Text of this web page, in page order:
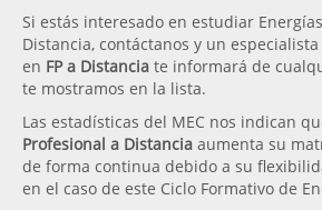
Si estás interesado en estudiar
Distancia, contáctanos y un
en FP a Distancia te informará de
te mostramos en la lista.
Las estadísticas del MEC nos indican
Profesional a Distancia aumenta su
de forma continua debido a su
en el caso de este Ciclo Formativo de